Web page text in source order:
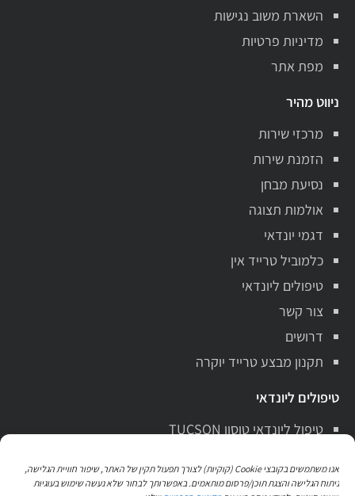
אנו משתמשים בקובצי Cookie (קוקיות) לצורך תפעול תקין של האתר, שיפור חוויית הגלישה,
ניתוח הגלישה והצגת תוכן/פרסום מותאמים. באפשרותך לבחור שלא נעשה שימוש בעוגיות
השארת משוב נגישות
מדיניות פרטיות
מפת אתר
ניווט מהיר
מרכזי שירות
הזמנת שירות
נסיעת מבחן
אולמות תצוגה
דגמי יונדאי
כלמוביל טרייד אין
טיפולים ליונדאי
צור קשר
דרושים
תקנון מבצע טרייד יוקרה
טיפולים ליונדאי
טיפול ליונדאי טוסון TUCSON
טיפול ליונדאי i10